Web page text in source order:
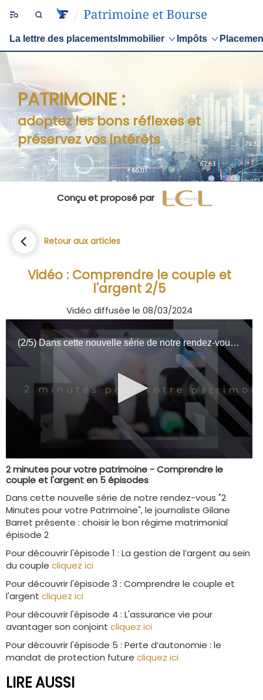
La lettre des placements Immobilier Impôts
PATRIMOINE :
adoptez les bons réflexes et
préservez vos intérêts
Conçu et proposé par
Retour aux articles
Vidéo : Comprendre le couple et
l'argent 2/5
Vidéo diffusée le 08/03/2024
2 minutes pour votre patrimoine - Comprendre le
couple et l'argent en 5 épisodes
Dans cette nouvelle série de notre rendez-vous "2
Minutes pour votre Patrimoine", le journaliste Gilane
Barret présente : choisir le bon régime matrimonial
épisode 2
Pour découvrir l'épisode 1 : La gestion de l’argent au sein
du couple cliquez ici
Pour découvrir l'épisode 3 : Comprendre le couple et
l'argent cliquez ici
Pour découvrir l'épisode 4 : L'assurance vie pour
avantager son conjoint cliquez ici
Pour découvrir l'épisode 5 : Perte d’autonomie : le
mandat de protection future cliquez ici
LIRE AUSSI